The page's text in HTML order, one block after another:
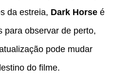
da estreia, Dark Horse é
para observar de perto,
pode mudar
do filme.